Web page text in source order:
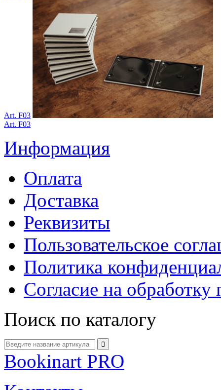
Art. F03
Art. F03
Информация
Оплата
Доставка
Реквизиты
Пользовательское
Политика
Согласие на
Поиск по каталогу
Bookinart PRO